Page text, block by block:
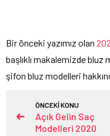
Bir önceki yazımız olan
başlıklı makalemizde
şifon bluz modelleri
ÖNCEKİ KONU
Açık Gelin Saç
Modelleri 2020